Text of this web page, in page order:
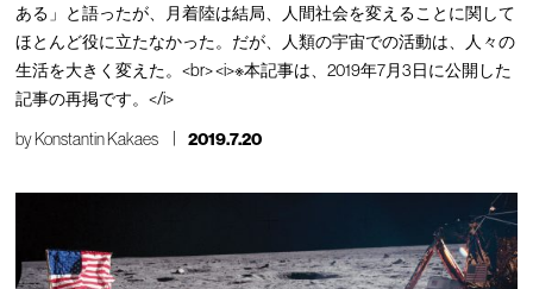
ある」と語ったが、月着陸は結局、人間社会を変えることに関して
ほとんど役に立たなかった。だが、人類の宇宙での活動は、人々の
生活を大きく変えた。<br> <i>※本記事は、2019年7月3日に公開した
記事の再掲です。</i>
byKonstantin Kakaes 2019.7.20